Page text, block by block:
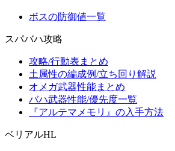
ボスの防御値一覧
スパバハ攻略
攻略/行動表まとめ
土属性の編成例/立ち回り解説
オメガ武器性能まとめ
バハ武器性能/優先度一覧
『アルテマメモリ』の入手方法
ベリアルHL